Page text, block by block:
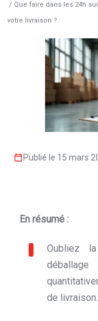
/ Que faire dans les 24h
votre livraison ?
Publié le 15 mars
En résumé :
Oubliez
de livraison.